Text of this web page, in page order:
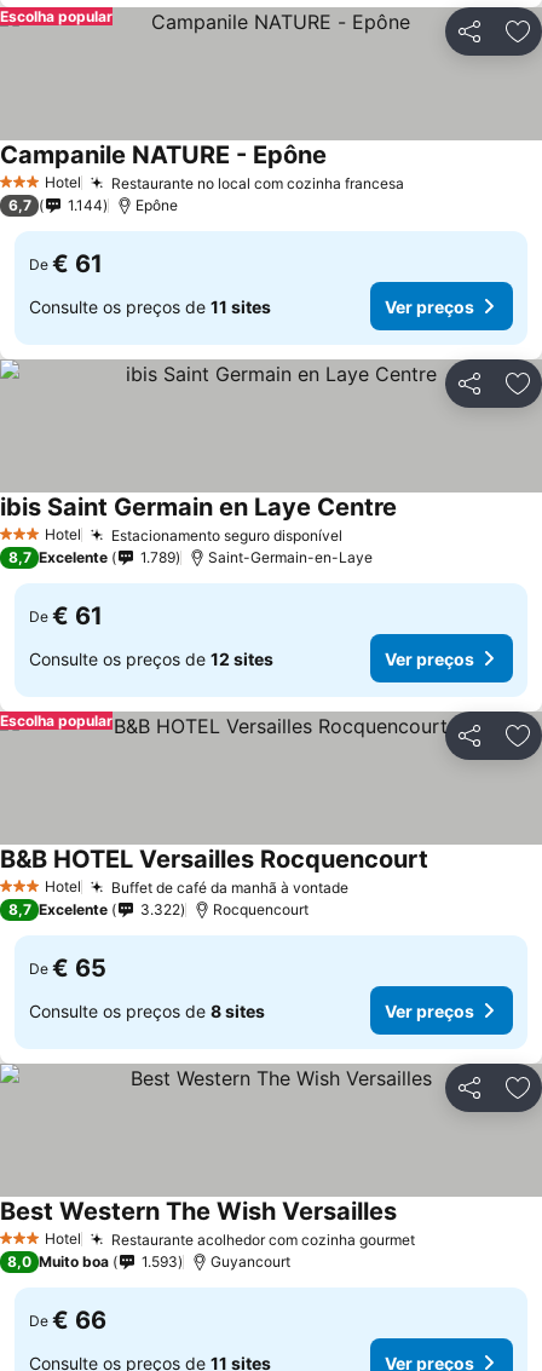
Partilhar
Escolha popular
3 EstrelasHotel Restaurante no local com cozinha francesa
Campanile NATURE - Epône
6,7 1.144 Epône
De € 61
Consulte os preços de 11 sites Ver preços
Partilhar
3 EstrelasHotel Estacionamento seguro disponível
ibis Saint Germain en Laye Centre
8,7 Excelente 1.789 Saint-Germain-en-Laye
De € 61
Consulte os preços de 12 sites Ver preços
Partilhar
Escolha popular
3 EstrelasHotel Buffet de café da manhã à vontadeVer preços
B&B HOTEL Versailles Rocquencourt
8,7 Excelente 3.322 Rocquencourt
De € 65
Consulte os preços de 8 sites Ver preços
Partilhar
3 EstrelasHotel Restaurante acolhedor com cozinha gourmetVer preços
Best Western The Wish VersaillesVer preços
8,0 Muito boa 1.593 Guyancourt
De € 66
Consulte os preços de 11 sites Ver preços